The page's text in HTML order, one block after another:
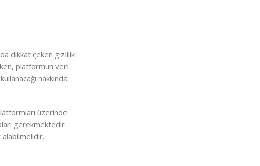
dikkat çeken gizlilik
platformun veri
hakkında
üzerinde
gerekmektedir.
alabilmelidir.